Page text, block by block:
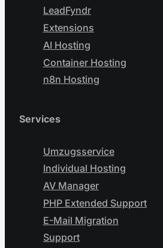
LeadFyndr
Extensions
AI Hosting
Container Hosting
n8n Hosting
Services
Umzugsservice
Individual Hosting
AV Manager
PHP Extended Support
E-Mail Migration
Support